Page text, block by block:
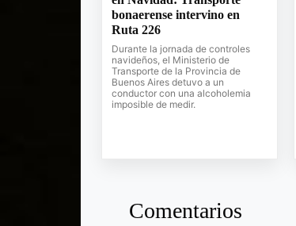
bonaerense intervino en
Ruta 226
Durante la jornada de controles
navideños, el Ministerio de
Transporte de la Provincia de
Buenos Aires detuvo a un
conductor con una alcoholemia
imposible de medir.
Comentarios